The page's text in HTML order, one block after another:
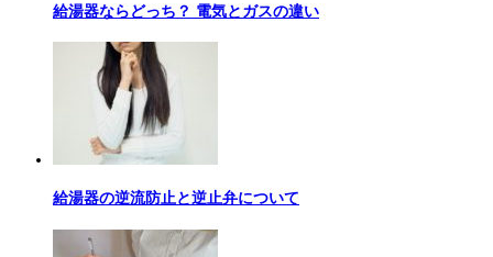
給湯器ならどっち？ 電気とガスの違い
給湯器の逆流防止と逆止弁について